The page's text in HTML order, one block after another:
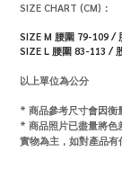
SIZE CHART (CM)：
SIZE M 腰圍 79-109 /
SIZE L 腰圍 83-113 /
以上單位為公分
* 商品參考尺寸會因衡
* 商品照片已盡量將色
實物為主，如對產品有